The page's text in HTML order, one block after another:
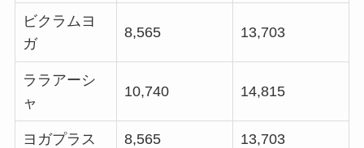
ビクラムヨ
ガ
8,565 13,703
ララアーシ
ャ
10,740 14,815
ヨガプラス 8,565 13,703